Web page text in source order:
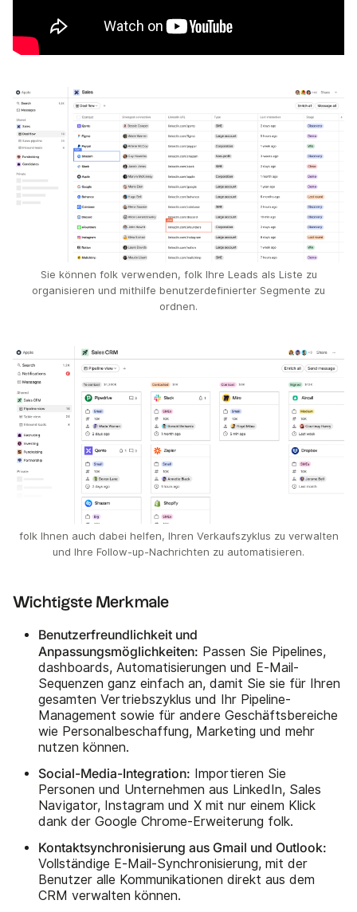
Sie können folk verwenden, folk Ihre Leads als Liste zu
organisieren und mithilfe benutzerdefinierter Segmente zu
ordnen.
folk Ihnen auch dabei helfen, Ihren Verkaufszyklus zu verwalten
und Ihre Follow-up-Nachrichten zu automatisieren.
Wichtigste Merkmale
Benutzerfreundlichkeit und
Anpassungsmöglichkeiten: Passen Sie Pipelines,
dashboards, Automatisierungen und E-Mail-
Sequenzen ganz einfach an, damit Sie sie für Ihren
gesamten Vertriebszyklus und Ihr Pipeline-
Management sowie für andere Geschäftsbereiche
wie Personalbeschaffung, Marketing und mehr
nutzen können.
Social-Media-Integration: Importieren Sie
Personen und Unternehmen aus LinkedIn, Sales
Navigator, Instagram und X mit nur einem Klick
dank der Google Chrome-Erweiterung folk.
Kontaktsynchronisierung aus Gmail und Outlook:
Vollständige E-Mail-Synchronisierung, mit der
Benutzer alle Kommunikationen direkt aus dem
CRM verwalten können.